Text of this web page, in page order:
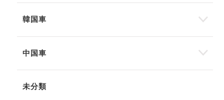
韓国車
中国車
未分類